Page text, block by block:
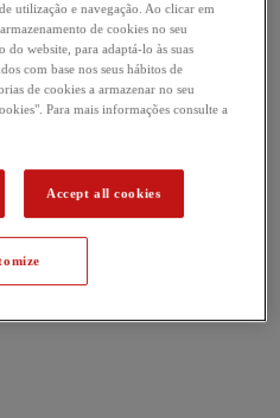
utilização e navegação. Ao clicar em
de cookies no seu
do website, para adaptá-lo às suas
com base nos seus hábitos de
de cookies a armazenar no seu
Para mais informações consulte a
Accept all cookies